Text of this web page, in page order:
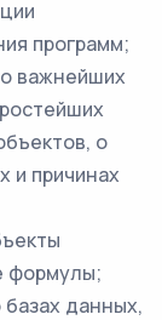
программ;
важнейших
о
и причинах
формулы;
данных,